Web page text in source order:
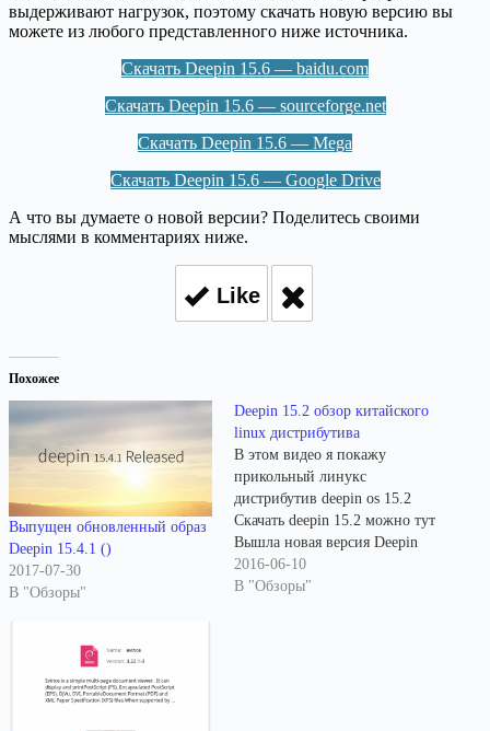
выдерживают нагрузок, поэтому скачать новую версию вы
можете из любого представленного ниже источника.
Скачать Deepin 15.6 — baidu.com
Скачать Deepin 15.6 — sourceforge.net
Скачать Deepin 15.6 — Mega
Скачать Deepin 15.6 — Google Drive
А что вы думаете о новой версии? Поделитесь своими
мыслями в комментариях ниже.
Like
Похожее
Выпущен обновленный образ
Deepin 15.4.1 ()
2017-07-30
В "Обзоры"
Deepin 15.2 обзор китайского
linux дистрибутива
В этом видео я покажу
прикольный линукс
дистрибутив deepin os 15.2
Скачать deepin 15.2 можно тут
Вышла новая версия Deepin
15.3. Deepin 15.2 что нового
Deepin проект анонсировала
2016-06-10
В "Обзоры"